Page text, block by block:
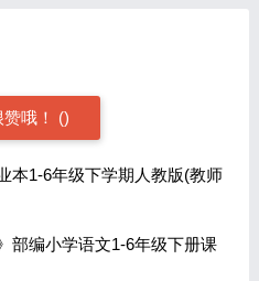
哦！ ()
本1-6年级下学期人教版(教师
部编小学语文1-6年级下册课